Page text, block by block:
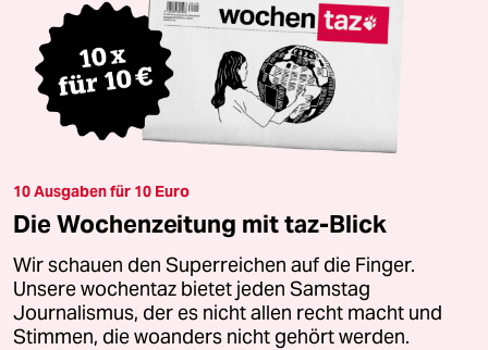
10 Ausgaben für 10 Euro
Die Wochenzeitung mit taz-Blick
Wir schauen den Superreichen auf die Finger.
Unsere wochentaz bietet jeden Samstag
Journalismus, der es nicht allen recht macht und
Stimmen, die woanders nicht gehört werden.